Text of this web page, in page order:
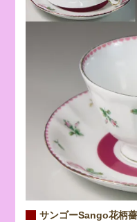
サンゴーSango花柄